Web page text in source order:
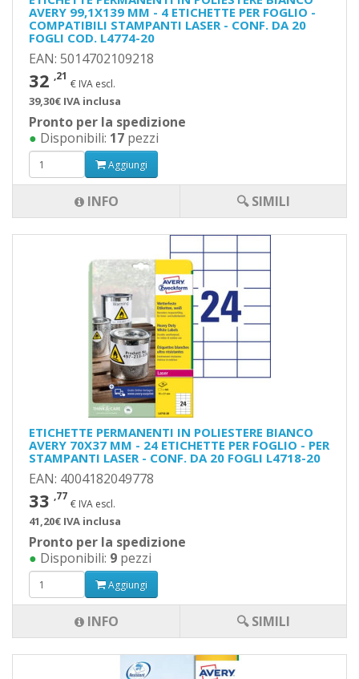
AVERY 99,1X139 MM - 4 ETICHETTE PER FOGLIO -
COMPATIBILI STAMPANTI LASER - CONF. DA 20
FOGLI COD. L4774-20
EAN: 5014702109218
32 ,21
€ IVA escl.
39,30€ IVA inclusa
Pronto per la spedizione
● Disponibili: 17 pezzi
Aggiungi
INFO 🔍 SIMILI
ETICHETTE PERMANENTI IN POLIESTERE BIANCO
AVERY 70X37 MM - 24 ETICHETTE PER FOGLIO - PER
STAMPANTI LASER - CONF. DA 20 FOGLI L4718-20
EAN: 4004182049778
33 ,77
€ IVA escl.
41,20€ IVA inclusa
Pronto per la spedizione
● Disponibili: 9 pezzi
Aggiungi
INFO 🔍 SIMILI